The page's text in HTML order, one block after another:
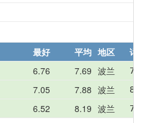
最好 平均 地区
详
6.76 7.69 波兰
7.05 7.88 波兰
6.52 8.19 波兰